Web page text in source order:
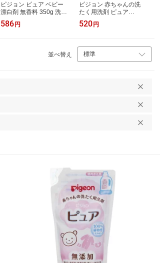
ピジョン ピュア ベビー
漂白剤 無香料 350g 洗剤
(ベビー用)
586 円
ピジョン 赤ちゃんの洗
たく用洗剤 ピュア
800ml
520 円
並べ替え